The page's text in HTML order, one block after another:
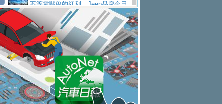
全輔助科技
ntis四品牌經銷權，全新多品牌旗艦展示中
心開幕啟用
屏東特搜大隊再添新利器 SITRAK
救助器材車買氣不衰、SUZUKI經銷商勇於開啟
全新大店，新北都鈴木占地500坪土城旗艦
展示中心開幕
2025第七屆ISUZU運轉職人挑戰賽
熱血登場 展現極致車技與專業職人精神
H2GP世界總決賽圓滿落幕 台灣團
隊表現精彩淨零減碳指標性應用 純電動水泥預
拌車 消防車除了滅火裝備還需要什麼？
全台限量200台 進化現型
不等零關稅的紅利，Jeep品牌今日
起展開首批車交車
Volvo EX60 即將叩關，靜肅性、底
盤與數位介面搶先揭露
Audi Q9 將於 2026 年底上市 旗艦
大型 SUV 鎖定七人座豪華市場
BMW攜手漫威電影【蜘蛛人：重生
日】 Skoda 發表全新 Peaq 內裝：七人
座純電旗艦 SUV，行李廂最大可達 935 公
全新純電 Mercedes-Benz C 400 4